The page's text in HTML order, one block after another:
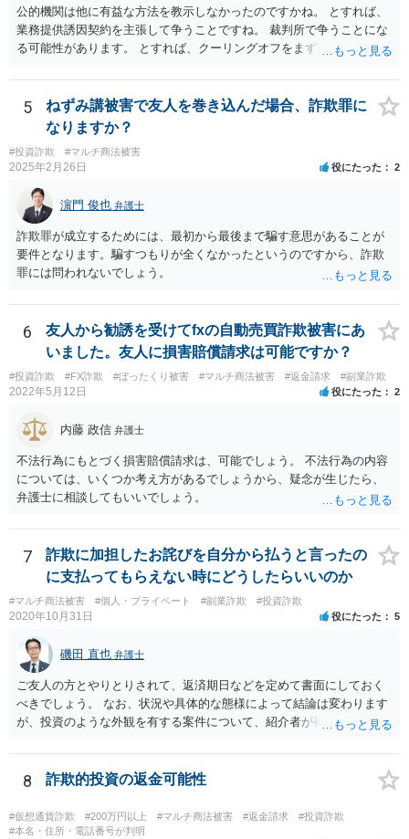
ろ、第１審被告らの不法行為は、故意による違法な詐欺行為であっ
て、このような場合に、被害者である第１審原告らの損害額を減額す
ることは、加害者である第１審被告らに対し、故意に違法な手段で取
資詐欺（ポンジスキーム）等の事例においては、相手方が故意に騙し
た事案であれば、過失相殺の主張は封じられることになります。
公的機関は他に有益な方法を教示しなかったのですかね。 とすれば、
業務提供誘因契約を主張して争うことですね。 裁判所で争うことにな
る可能性があります。 とすれば、クーリングオフをまず実行すること
5
ねずみ講被害で友人を巻き込んだ場合、詐欺罪に
なりますか？
#投資詐欺 #マルチ商法被害
2025年2月26日 役にたった 2
濵門 俊也 弁護士
詐欺罪が成立するためには、最初から最後まで騙す意思があることが
要件となります。騙すつもりが全くなかったというのですから、詐欺
罪には問われないでしょう。
6
友人から勧誘を受けてfxの自動売買詐欺被害にあ
いました。友人に損害賠償請求は可能ですか？
#投資詐欺 #FX詐欺 #ぼったくり被害 #マルチ商法被害 #返金請求 #副業詐欺
2022年5月12日 役にたった 2
内藤 政信 弁護士
不法行為にもとづく損害賠償請求は、可能でしょう。 不法行為の内容
については、いくつか考え方があるでしょうから、疑念が生じたら、
弁護士に相談してもいいでしょう。
7
詐欺に加担したお詫びを自分から払うと言ったの
に支払ってもらえない時にどうしたらいいのか
#マルチ商法被害 #個人・プライベート #副業詐欺 #投資詐欺
2020年10月31日 役にたった 5
磯田 直也 弁護士
ご友人の方とやりとりされて、返済期日などを定めて書面にしておく
べきでしょう。 なお、状況や具体的な態様によって結論は変わります
が、投資のような外観を有する案件について、紹介者が被紹介者に対
8 詐欺的投資の返金可能性
#仮想通貨詐欺 #200万円以上 #マルチ商法被害 #返金請求
#投資詐欺
#本名・住所・電話番号が判明